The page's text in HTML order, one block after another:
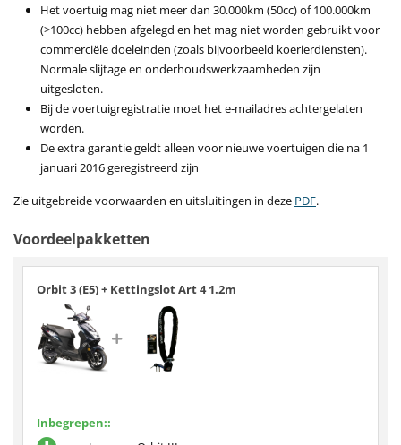
Het voertuig mag niet meer dan 30.000km (50cc) of 100.000km
(>100cc) hebben afgelegd en het mag niet worden gebruikt voor
commerciële doeleinden (zoals bijvoorbeeld koerierdiensten).
Normale slijtage en onderhoudswerkzaamheden zijn
uitgesloten.
Bij de voertuigregistratie moet het e-mailadres achtergelaten
worden.
De extra garantie geldt alleen voor nieuwe voertuigen die na 1
januari 2016 geregistreerd zijn
Zie uitgebreide voorwaarden en uitsluitingen in deze PDF.
Voordeelpakketten
Orbit 3 (E5) + Kettingslot Art 4 1.2m
Inbegrepen::